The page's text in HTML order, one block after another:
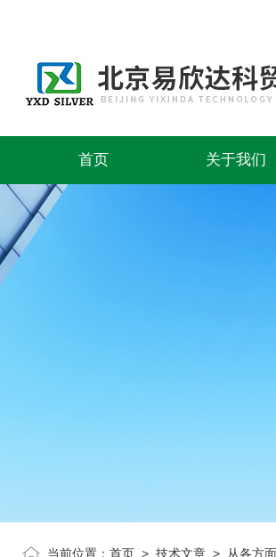
首页 关于我们
当前位置： 首页 > 技术文章 > 从各方